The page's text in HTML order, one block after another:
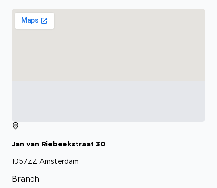
Jan van Riebeekstraat 30
1057ZZ Amsterdam
Branch